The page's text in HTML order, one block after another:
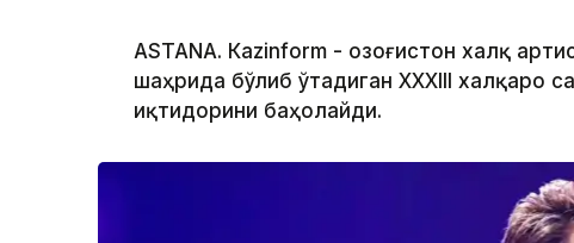
ASTANА. Кazinform - Қозоғистон халқ
шаҳрида бўлиб ўтадиган XXXIII халқаро
иқтидорини баҳолайди.